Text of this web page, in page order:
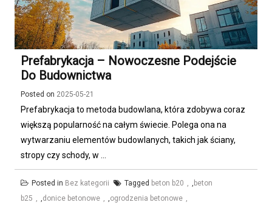
Prefabrykacja – Nowoczesne Podejście
Do Budownictwa
Posted on 2025-05-21
Prefabrykacja to metoda budowlana, która zdobywa coraz
większą popularność na całym świecie. Polega ona na
wytwarzaniu elementów budowlanych, takich jak ściany,
stropy czy schody, w ...
Posted in Bez kategorii Tagged beton b20 , beton
b25
,donice betonowe ,ogrodzenia betonowe